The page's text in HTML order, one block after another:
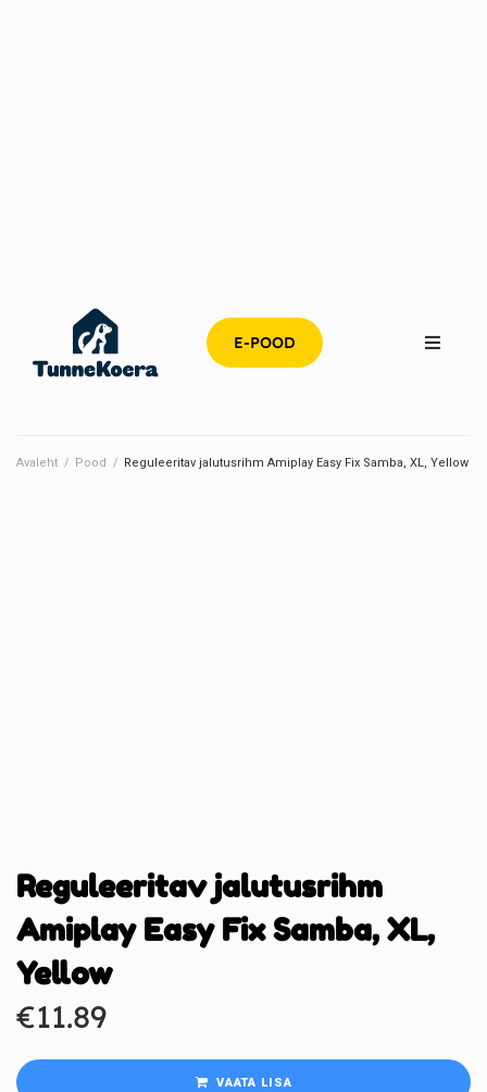
E-POOD
Avaleht / Pood / Reguleeritav jalutusrihm Amiplay Easy Fix Samba, XL, Yellow
Reguleeritav jalutusrihm
Amiplay Easy Fix Samba, XL,
Yellow
€11.89
VAATA LISA